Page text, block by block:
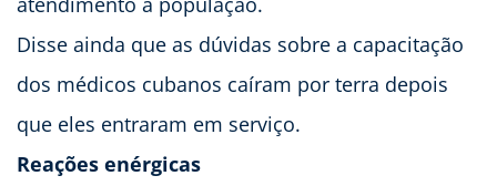
Disse ainda que as dúvidas sobre a capacitação
dos médicos cubanos caíram por terra depois
que eles entraram em serviço.
Reações enérgicas